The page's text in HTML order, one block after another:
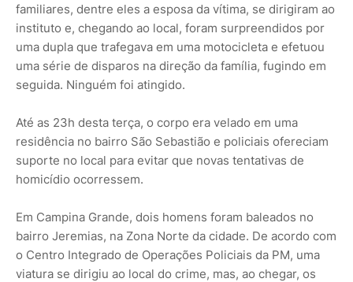
familiares, dentre eles a esposa da vítima, se dirigiram ao
instituto e, chegando ao local, foram surpreendidos por
uma dupla que trafegava em uma motocicleta e efetuou
uma série de disparos na direção da família, fugindo em
seguida. Ninguém foi atingido.
Até as 23h desta terça, o corpo era velado em uma
residência no bairro São Sebastião e policiais ofereciam
suporte no local para evitar que novas tentativas de
homicídio ocorressem.
Em Campina Grande, dois homens foram baleados no
bairro Jeremias, na Zona Norte da cidade. De acordo com
o Centro Integrado de Operações Policiais da PM, uma
viatura se dirigiu ao local do crime, mas, ao chegar, os